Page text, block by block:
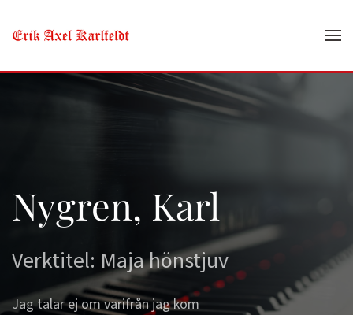
Skip to main content
Nygren, Karl
Verktitel: Maja hönstjuv
Jag talar ej om varifrån jag kom